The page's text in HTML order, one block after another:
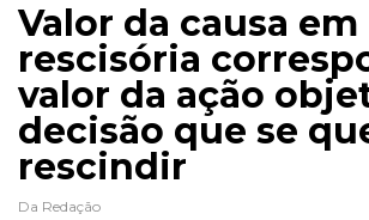
Valor da causa em
rescisória
valor da ação
decisão que se
rescindir
Da Redação